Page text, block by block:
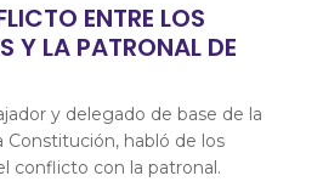
ENTRE LOS
Y LA PATRONAL DE
y delegado de base de la
Constitución, habló de los
conflicto con la patronal.